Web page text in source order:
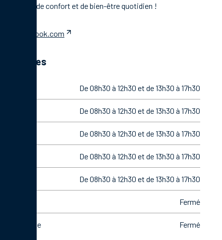
clé, plus de confort et de bien-être quotidien !
facebook.com
Horaires
De 08h30 à 12h30 et de 13h30 à 17h30
De 08h30 à 12h30 et de 13h30 à 17h30
De 08h30 à 12h30 et de 13h30 à 17h30
De 08h30 à 12h30 et de 13h30 à 17h30
De 08h30 à 12h30 et de 13h30 à 17h30
Fermé
Dimanche Fermé